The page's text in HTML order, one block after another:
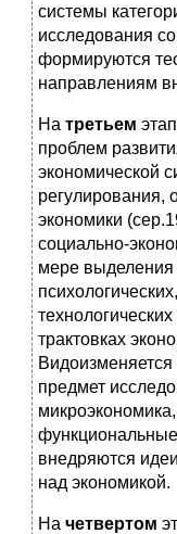
системы
исследования
формируются
направлениям
На третьем
проблем
экономической
регулирования,
экономики
социально-
мере выделения
трактовках
предмет
внедряются
над экономикой.
На четвертом